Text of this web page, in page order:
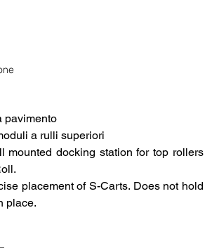
pavimento
a rulli superiori
mounted docking station for top rollers
placement of S-Carts. Does not hold
place.